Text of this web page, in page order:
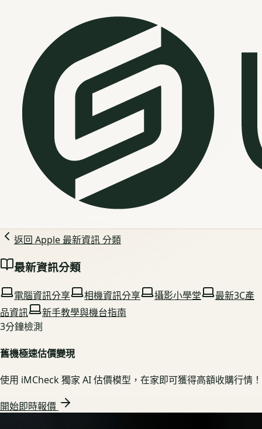
返回 Apple 最新資訊分類
最新資訊分類
電腦資訊分享 相機資訊分享 攝影小學堂
最新3C產
品資訊
新手教學與機台指南
3分鐘檢測
舊機極速估價變現
使用 iMCheck 獨家 AI 估價模型，在家即可獲得高額收購行情！
開始即時報價